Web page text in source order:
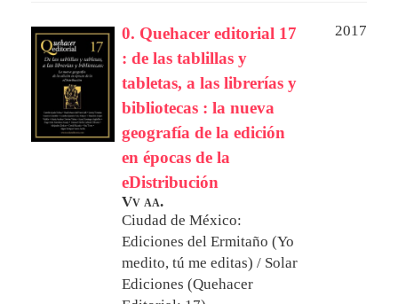
0. Quehacer editorial 17
: de las tablillas y
tabletas, a las librerías y
bibliotecas : la nueva
geografía de la edición
en épocas de la
eDistribución
2017
Vv aa.
Ciudad de México:
Ediciones del Ermitaño (Yo
medito, tú me editas) / Solar
Ediciones (Quehacer